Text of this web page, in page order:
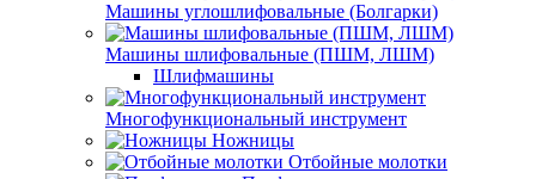
Машины углошлифовальные (Болгарки)
Машины шлифовальные (ПШМ, ЛШМ)
Шлифмашины
Многофункциональный инструмент
Ножницы
Отбойные молотки